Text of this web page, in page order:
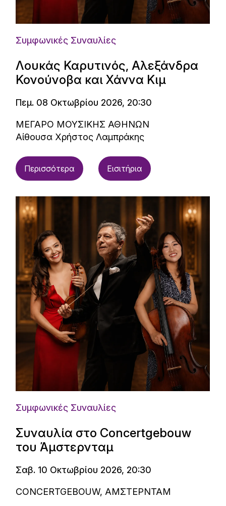
Συμφωνικές Συναυλίες
Λουκάς Καρυτινός, Αλεξάνδρα
Κονούνοβα και Χάννα Κιμ
Πεμ. 08 Οκτωβρίου 2026, 20:30
ΜΕΓΑΡΟ ΜΟΥΣΙΚΗΣ ΑΘΗΝΩΝ
Αίθουσα Χρήστος Λαμπράκης
Περισσότερα Εισιτήρια
Συμφωνικές Συναυλίες
Συναυλία στο Concertgebouw
του Άμστερνταμ
Σαβ. 10 Οκτωβρίου 2026, 20:30
CONCERTGEBOUW, ΑΜΣΤΕΡΝΤΑΜ